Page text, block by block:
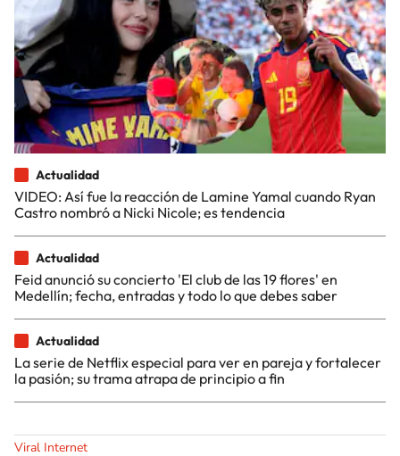
Actualidad
VIDEO: Así fue la reacción de Lamine Yamal cuando Ryan
Castro nombró a Nicki Nicole; es tendencia
Actualidad
Feid anunció su concierto 'El club de las 19 flores' en
Medellín; fecha, entradas y todo lo que debes saber
Actualidad
La serie de Netflix especial para ver en pareja y fortalecer
la pasión; su trama atrapa de principio a fin
Viral Internet